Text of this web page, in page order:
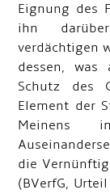
Eignung des
ihn
verdächtigen
dessen, was
Schutz des
Element der
Meinens
die
(BVerfG,